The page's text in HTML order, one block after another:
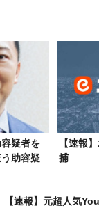
容疑者を
助容疑
【速報
捕
【速報】元超人気